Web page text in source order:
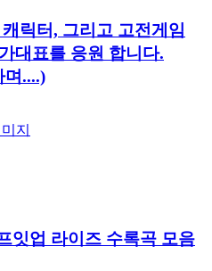
릭터, 그리고 고전게임
대표를 응원 합니다.
며....)
잇업 라이즈 수록곡 모음